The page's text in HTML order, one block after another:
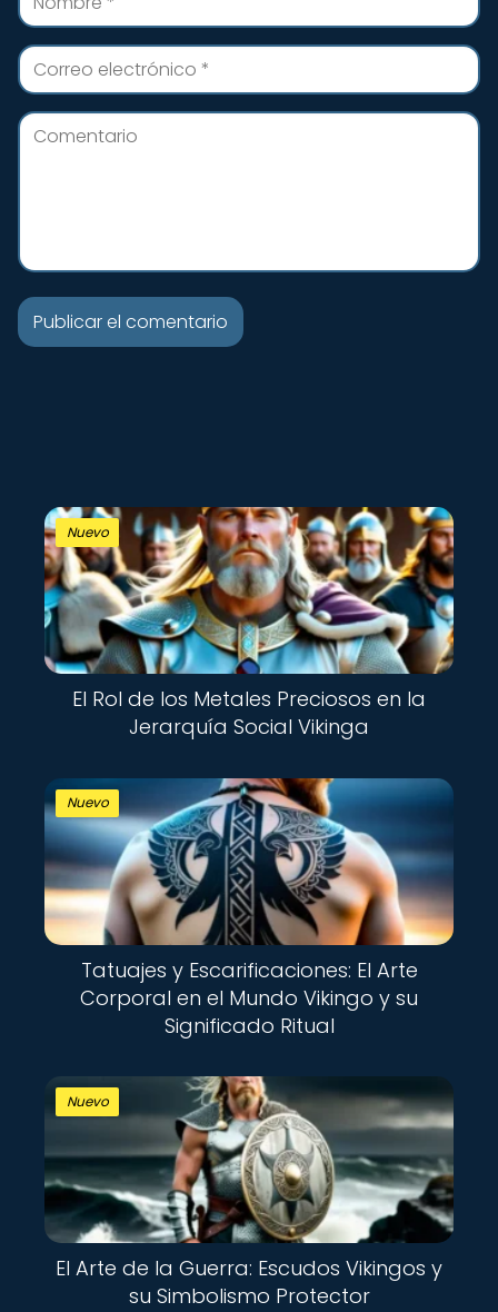
Nuevo
El Rol de los Metales Preciosos en la
Jerarquía Social Vikinga
Nuevo
Tatuajes y Escarificaciones: El Arte
Corporal en el Mundo Vikingo y su
Significado Ritual
Nuevo
El Arte de la Guerra: Escudos Vikingos y
su Simbolismo Protector